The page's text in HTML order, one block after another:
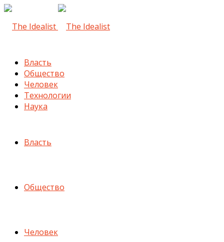
Власть
Общество
Человек
Технологии
Наука
Власть
Общество
Человек